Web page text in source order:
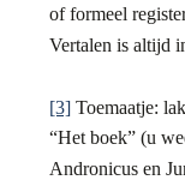
of formeel
Vertalen is altijd
[3]Toemaatje:
“Het boek” (u
Andronicus en